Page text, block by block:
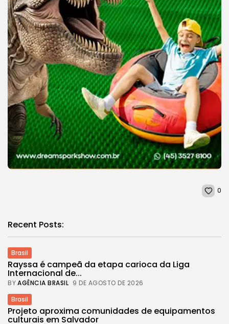
0
Recent Posts:
Brasil
Rayssa é campeã da etapa carioca da Liga
Internacional de...
BYAGÊNCIA BRASIL 9 DE AGOSTO DE 2026
Brasil
Projeto aproxima comunidades de equipamentos
culturais em Salvador